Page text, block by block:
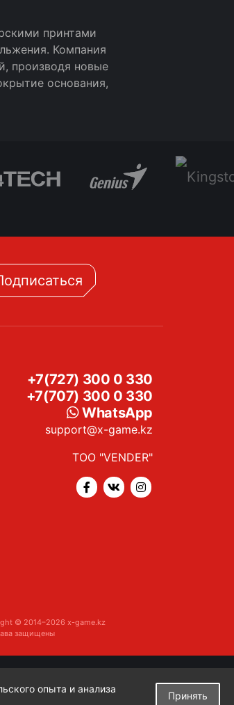
принтами
Компания
производя новые
основания,
+7(727) 300 0 330
+7(707) 300 0 330
WhatsApp
support@x-game.kz
ТОО "VENDER"
© 2014–2026 x-game.kz
защищены
опыта и анализа
Принять